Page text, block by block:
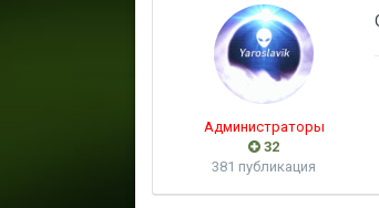
Администраторы
32
381 публикация